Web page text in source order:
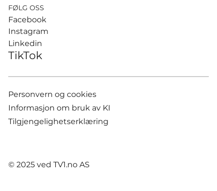
FØLG OSS
Facebook
Instagram
Linkedin
TikTok
Personvern og cookies
Informasjon om bruk av KI
Tilgjengelighetserklæring
© 2025 ved TV1.no AS